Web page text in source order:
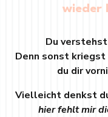
wieder
Du
Denn sonst kriegst
du dir
Vielleicht denkst
hier fehlt mir